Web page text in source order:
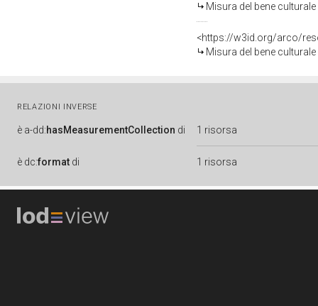
Misura del bene
<https://w3id.org/arco/
Misura del bene
RELAZIONI INVERSE
è a-dd:hasMeasurementCollection di 1 risorsa
è dc:format di 1 risorsa